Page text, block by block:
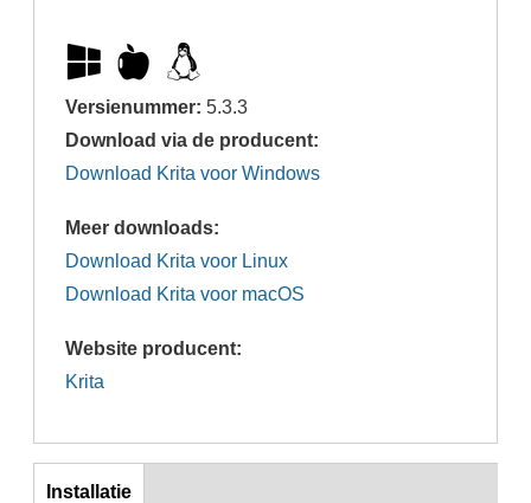
Versienummer:5.3.3
Download via de producent:
Download Krita voor Windows
Meer downloads:
Download Krita voor Linux
Download Krita voor macOS
Website producent:
Krita
inst
Installatie